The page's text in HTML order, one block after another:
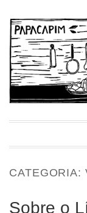
para
conteúdo
CATEGORIA:
Sobre o